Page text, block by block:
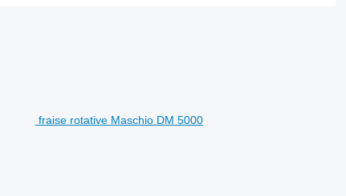
fraise rotative Maschio DM 5000